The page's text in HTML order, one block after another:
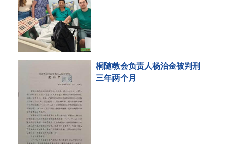
桐随教会负责人杨治金被判刑
三年两个月